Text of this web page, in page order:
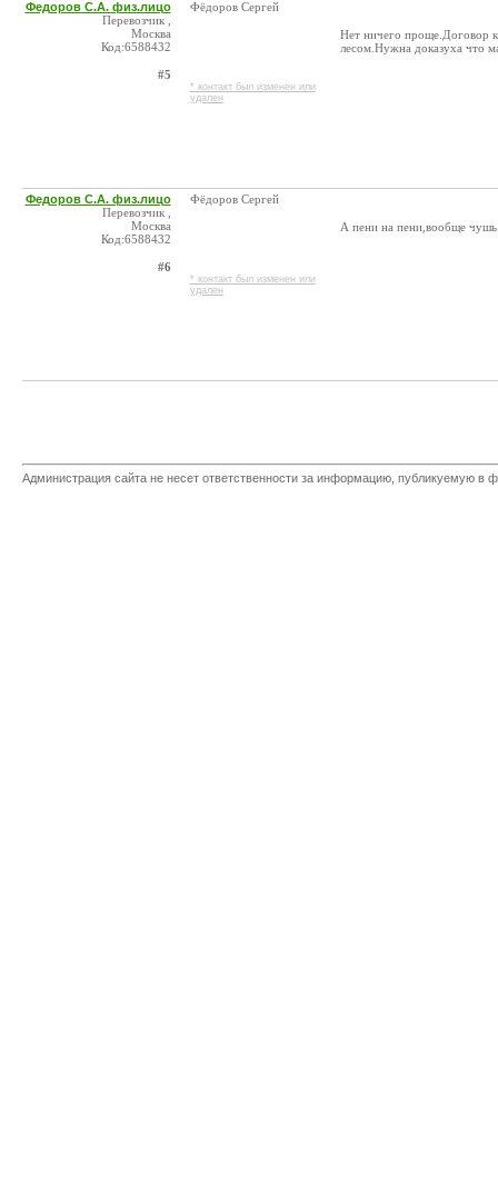
Федоров С.А. физ.лицо
Перевозчик ,
Москва
Код:6588432
#5
Фёдоров Сергей
* контакт был изменен или
удален
Нет ничего проще.Договор
лесом.Нужна доказуха что
Федоров С.А. физ.лицо
Перевозчик ,
Москва
Код:6588432
#6
Фёдоров Сергей
* контакт был изменен или
удален
А пени на пени,вообще
Администрация сайта не несет ответственности за информацию, публикуемую